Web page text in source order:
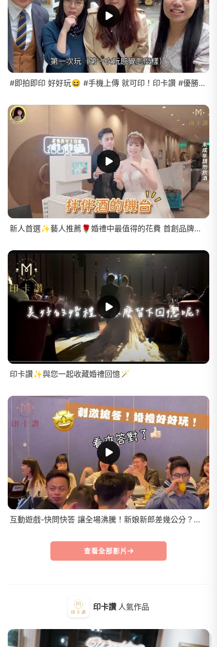
印卡讚 人氣作品
#即拍即印 好好玩😆 #手機上傳 就可印！印卡讚 #優勝美地 婚禮實錄～竟然還有賓客這樣說⋯
新人首選✨藝人推薦🌹婚禮中最值得的花費 首創品牌【印卡讚】#手機就是拍立得 ＃宇恩
印卡讚✨與您一起收藏婚禮回憶🪄
互動遊戲-快問快答 讓全場沸騰！新娘新郎差幾公分？新人使用印卡讚#快問快答
查看全部影片